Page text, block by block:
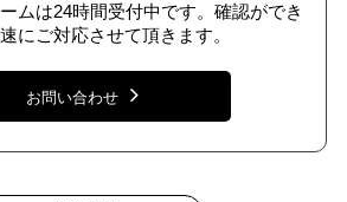
ムは24時間受付中です。確認ができ
にご対応させて頂きます。
お問い合わせ